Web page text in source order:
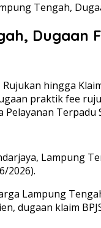
Tengah,
Dugaan
praktik fee
Lampung
2026).
Lampung
dugaan klaim